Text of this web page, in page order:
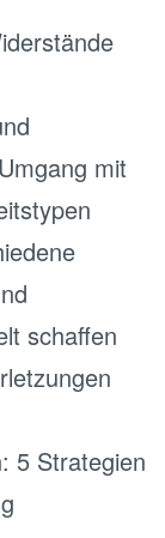
mit
schaffen
5 Strategien